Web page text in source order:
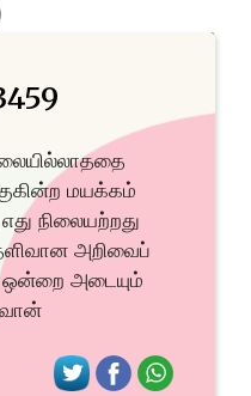
மயக்கம்
நிலையற்றது
அறிவைப்
ஒன்றை அடையும்